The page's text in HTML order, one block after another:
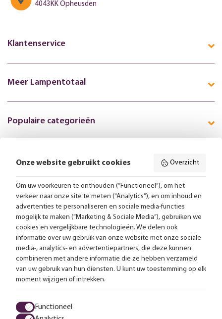
4043KK Opheusden
Klantenservice
Meer Lampentotaal
Populaire categorieën
Volg ons online:
Gratis bezorging vanaf 99,-
Advies op maat
Meer dan 25.000 lampen op voorraad
4.57 uit 2853 reviews
Onze website gebruikt cookies Overzicht
Om uw voorkeuren te onthouden (“Functioneel”), om het
verkeer naar onze site te meten (“Analytics”), en om inhoud en
advertenties te personaliseren en sociale media-functies
mogelijk te maken (“Marketing & Sociale Media”), gebruiken we
cookies en vergelijkbare technologieën. We delen ook
informatie over uw gebruik van onze website met onze sociale
media-, analytics- en advertentiepartners, die deze kunnen
combineren met andere informatie die ze hebben verzameld
van uw gebruik van hun diensten. U kunt uw toestemming op elk
moment wijzigen of intrekken.
Functioneel